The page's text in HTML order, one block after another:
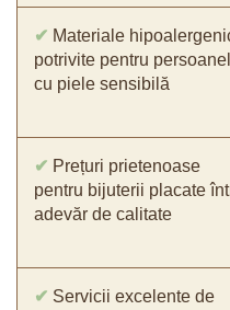
✔ Materiale
potrivite pentru
cu piele sensibilă
✔ Prețuri prietenoase
pentru bijuterii placate
adevăr de calitate
✔ Servicii excelente de